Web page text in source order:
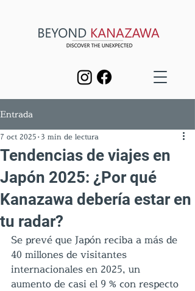
Entrada
Tendencias de viajes en
Japón 2025: ¿Por qué
Kanazawa debería estar en
tu radar?
7 oct 2025 3 min de lectura
Se prevé que Japón reciba a más de
40 millones de visitantes
internacionales en 2025, un
aumento de casi el 9 % con respecto